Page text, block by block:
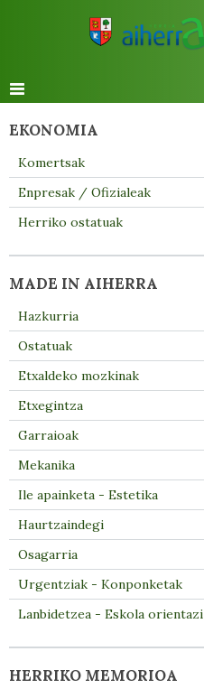
EKONOMIA
Komertsak
Enpresak / Ofizialeak
Herriko ostatuak
MADE IN AIHERRA
Hazkurria
Ostatuak
Etxaldeko mozkinak
Etxegintza
Garraioak
Mekanika
Ile apainketa - Estetika
Haurtzaindegi
Osagarria
Urgentziak - Konponketak
Lanbidetzea - Eskola orientazi
HERRIKO MEMORIOA